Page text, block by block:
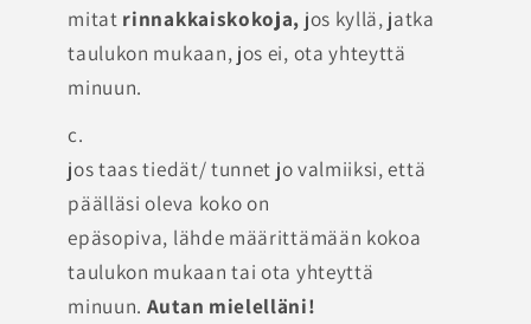
mitat rinnakkaiskokoja, jos kyllä, jatka
taulukon mukaan, jos ei, ota yhteyttä
minuun.
c.
jos taas tiedät/ tunnet jo valmiiksi, että
päälläsi oleva koko on
epäsopiva, lähde määrittämään kokoa
taulukon mukaan tai ota yhteyttä
minuun. Autan mielelläni!